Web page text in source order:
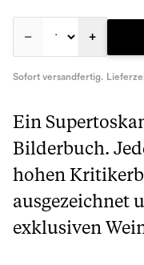
– +
Sofort versandfertig.
Ein
Bilderbuch.
hohen
ausgezeichnet
exklusiven